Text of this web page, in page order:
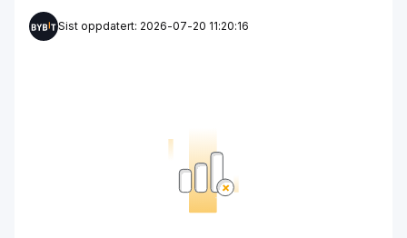
Sist oppdatert: 2026-07-20 11:20:16